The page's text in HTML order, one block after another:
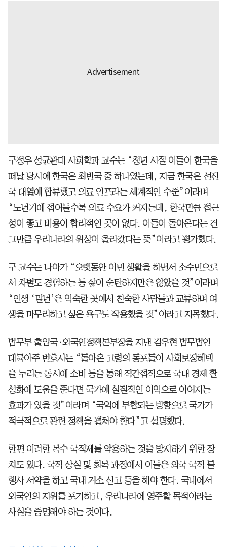
구정우 성균관대 사회학과 교수는 “청년 시절 이들이 한국을
떠날 당시에 한국은 최빈국 중 하나였는데, 지금 한국은 선진
국 대열에 합류했고 의료 인프라는 세계적인 수준”이라며
“노년기에 접어들수록 의료 수요가 커지는데, 한국만큼 접근
성이 좋고 비용이 합리적인 곳이 없다. 이들이 돌아온다는 건
그만큼 우리나라의 위상이 올라갔다는 뜻”이라고 평가했다.
구 교수는 나아가 “오랫동안 이민 생활을 하면서 소수민으로
서 차별도 경험하는 등 삶이 순탄하지만은 않았을 것”이라며
“인생 ‘말년’은 익숙한 곳에서 친숙한 사람들과 교류하며 여
생을 마무리하고 싶은 욕구도 작용했을 것”이라고 지목했다.
법무부 출입국·외국인정책본부장을 지낸 김우현 법무법인
대륙아주 변호사는 “돌아온 고령의 동포들이 사회보장혜택
을 누리는 동시에 소비 등을 통해 직간접적으로 국내 경제 활
성화에 도움을 준다면 국가에 실질적인 이익으로 이어지는
효과가 있을 것”이라며 “국익에 부합되는 방향으로 국가가
적극적으로 관련 정책을 펼쳐야 한다”고 설명했다.
한편 이러한 복수 국적제를 악용하는 것을 방지하기 위한 장
치도 있다. 국적 상실 및 회복 과정에서 이들은 외국 국적 불
행사 서약을 하고 국내 거소 신고 등을 해야 한다. 국내에서
외국인의 지위를 포기하고, 우리나라에 영주할 목적이라는
사실을 증명해야 하는 것이다.